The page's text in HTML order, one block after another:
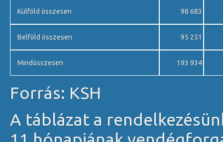
Külföld összesen 98 683
Belföld összesen 95 251
Mindösszesen 193 934
Forrás: KSH
A táblázat a